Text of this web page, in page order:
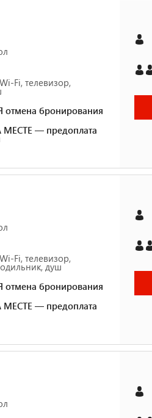
Fi, телевизор,
бронирования
— предоплата
Fi, телевизор,
душ
бронирования
— предоплата